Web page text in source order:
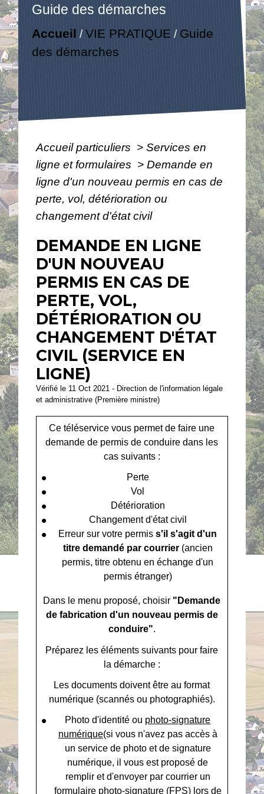
Guide des démarches
Accueil /VIE PRATIQUE / Guide
des démarches
Accueil particuliers > Services en
ligne et formulaires > Demande en
ligne d'un nouveau permis en cas de
perte, vol, détérioration ou
changement d'état civil
DEMANDE EN LIGNE
D'UN NOUVEAU
PERMIS EN CAS DE
PERTE, VOL,
DÉTÉRIORATION OU
CHANGEMENT D'ÉTAT
CIVIL (SERVICE EN
LIGNE)
Vérifié le 11 Oct 2021 - Direction de l'information légale
et administrative (Première ministre)
Ce téléservice vous permet de faire une
demande de permis de conduire dans les
cas suivants :
Perte
Vol
Détérioration
Changement d'état civil
Erreur sur votre permiss'il s'agit d'un
titre demandé par courrier(ancien
permis, titre obtenu en échange d'un
permis étranger)
Dans le menu proposé, choisir "Demande
de fabrication d'un nouveau permis de
conduire".
Préparez les éléments suivants pour faire
la démarche :
Les documents doivent être au format
numérique (scannés ou photographiés).
Photo d'identité ou photo-signature
numérique(si vous n'avez pas accès à
un service de photo et de signature
numérique, il vous est proposé de
remplir et d'envoyer par courrier un
formulaire photo-signature (FPS) lors de